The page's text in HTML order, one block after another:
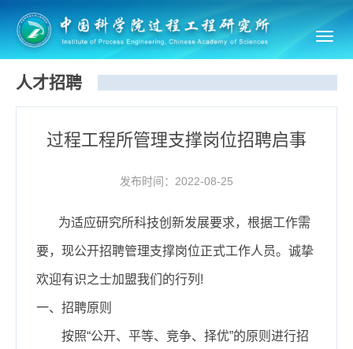
人才招聘
过程工程所管理支撑岗位招聘启事
发布时间：2022-08-25
为适应研究所科技创新发展要求，根据工作需
要，现公开招聘管理支撑岗位正式工作人员。诚挚
欢迎有识之士加盟我们的行列!
一、招聘原则
按照“公开、平等、竞争、择优”的原则进行招